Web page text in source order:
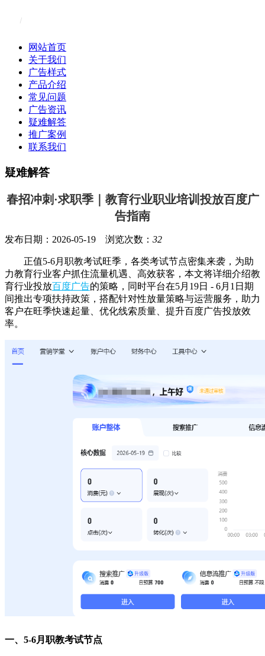
网站首页
关于我们
广告样式
产品介绍
常见问题
广告资讯
疑难解答
推广案例
联系我们
疑难解答
春招冲刺·求职季｜教育行业职业培训投放百度广
告指南
发布日期：2026-05-19 浏览次数： 32
正值5-6月职教考试旺季，各类考试节点密集来袭，为助
力教育行业客户抓住流量机遇、高效获客，本文将详细介绍教
育行业投放百度广告的策略，同时平台在5月19日 - 6月1日期
间推出专项扶持政策，搭配针对性放量策略与运营服务，助力
客户在旺季快速起量、优化线索质量、提升百度广告投放效
率。
一、5-6月职教考试节点